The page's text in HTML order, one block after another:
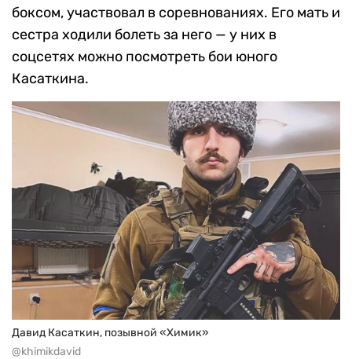
боксом, участвовал в соревнованиях. Его мать и
сестра ходили болеть за него — у них в
соцсетях можно посмотреть бои юного
Касаткина.
Давид Касаткин, позывной «Химик»
@khimikdavid